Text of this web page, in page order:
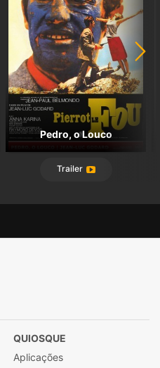
Pedro, o Louco
Trailer
QUIOSQUE
Aplicações